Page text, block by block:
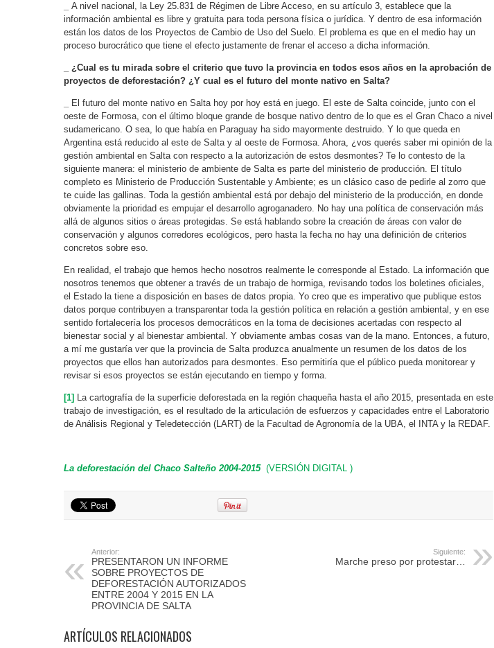
A nivel nacional, la Ley 25.831 de Régimen de Libre Acceso, en su artículo 3, establece que la
información ambiental es libre y gratuita para toda persona física o jurídica. Y dentro de esa información
están los datos de los Proyectos de Cambio de Uso del Suelo. El problema es que en el medio hay un
proceso burocrático que tiene el efecto justamente de frenar el acceso a dicha información.
_ ¿Cual es tu mirada sobre el criterio que tuvo la provincia en todos esos años en la aprobación de
proyectos de deforestación? ¿Y cual es el futuro del monte nativo en Salta?
El futuro del monte nativo en Salta hoy por hoy está en juego. El este de Salta coincide, junto con el
oeste de Formosa, con el último bloque grande de bosque nativo dentro de lo que es el Gran Chaco a nivel
sudamericano. O sea, lo que había en Paraguay ha sido mayormente destruido. Y lo que queda en
Argentina está reducido al este de Salta y al oeste de Formosa. Ahora, ¿vos querés saber mi opinión de la
gestión ambiental en Salta con respecto a la autorización de estos desmontes? Te lo contesto de la
siguiente manera: el ministerio de ambiente de Salta es parte del ministerio de producción. El título
completo es Ministerio de Producción Sustentable y Ambiente; es un clásico caso de pedirle al zorro que
te cuide las gallinas. Toda la gestión ambiental está por debajo del ministerio de la producción, en donde
obviamente la prioridad es empujar el desarrollo agroganadero. No hay una política de conservación más
allá de algunos sitios o áreas protegidas. Se está hablando sobre la creación de áreas con valor de
conservación y algunos corredores ecológicos, pero hasta la fecha no hay una definición de criterios
concretos sobre eso.
En realidad, el trabajo que hemos hecho nosotros realmente le corresponde al Estado. La información que
nosotros tenemos que obtener a través de un trabajo de hormiga, revisando todos los boletines oficiales,
el Estado la tiene a disposición en bases de datos propia. Yo creo que es imperativo que publique estos
datos porque contribuyen a transparentar toda la gestión política en relación a gestión ambiental, y en ese
sentido fortalecería los procesos democráticos en la toma de decisiones acertadas con respecto al
bienestar social y al bienestar ambiental. Y obviamente ambas cosas van de la mano. Entonces, a futuro,
a mí me gustaría ver que la provincia de Salta produzca anualmente un resumen de los datos de los
proyectos que ellos han autorizados para desmontes. Eso permitiría que el público pueda monitorear y
revisar si esos proyectos se están ejecutando en tiempo y forma.
[1] La cartografía de la superficie deforestada en la región chaqueña hasta el año 2015, presentada en este
trabajo de investigación, es el resultado de la articulación de esfuerzos y capacidades entre el Laboratorio
de Análisis Regional y Teledetección (LART) de la Facultad de Agronomía de la UBA, el INTA y la REDAF.
La deforestación del Chaco Salteño 2004-2015 (VERSIÓN DIGITAL )
Anterior:
PRESENTARON UN INFORME
SOBRE PROYECTOS DE
DEFORESTACIÓN AUTORIZADOS
ENTRE 2004 Y 2015 EN LA
PROVINCIA DE SALTA
Siguiente:
Marche preso por protestar…
ARTÍCULOS RELACIONADOS